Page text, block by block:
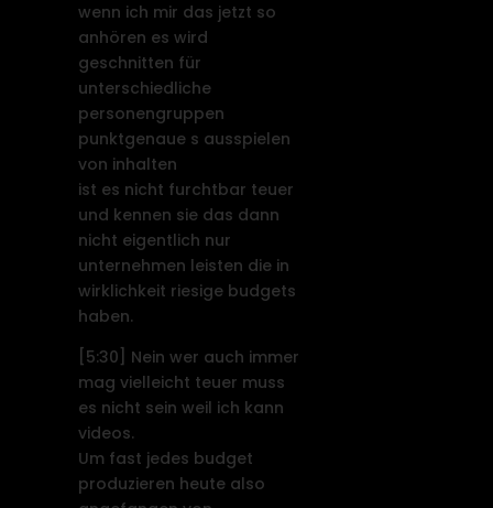
wenn ich mir das jetzt so
anhören es wird
geschnitten für
unterschiedliche
personengruppen
punktgenaue s ausspielen
von inhalten
ist es nicht furchtbar teuer
und kennen sie das dann
nicht eigentlich nur
unternehmen leisten die in
wirklichkeit riesige budgets
haben.
[5:30]
Nein wer auch immer
mag vielleicht teuer muss
es nicht sein weil ich kann
videos.
Um fast jedes budget
produzieren heute also